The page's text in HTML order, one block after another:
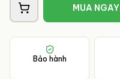
MUA NGAY
Bảo hành